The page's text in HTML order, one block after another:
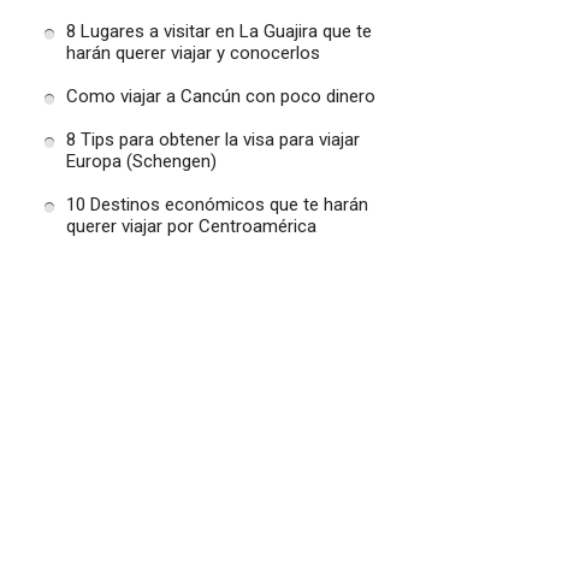
8 Lugares a visitar en La Guajira que te
harán querer viajar y conocerlos
Como viajar a Cancún con poco dinero
8 Tips para obtener la visa para viajar
Europa (Schengen)
10 Destinos económicos que te harán
querer viajar por Centroamérica